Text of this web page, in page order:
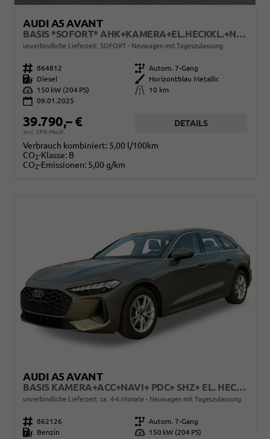
AUDI A5 AVANT
BASIS *SOFORT* AHK+KAMERA+EL.HECKKL.+NAVI+SHZ+17 LM
unverbindliche Lieferzeit: SOFORT Neuwagen mit Tageszulassung
Fahrzeugnr. 864812 Getriebe Autom. 7-Gang
Kraftstoff
Diesel Außenfarbe
Horizontblau Metallic
Leistung
150 kW (204 PS) Kilometerstand
10 km
09.01.2025
39.790,– €
incl. 19% MwSt.
DETAILS
Verbrauch kombiniert: 5,00 l/100km
CO2-Klasse: B
CO2-Emissionen: 5,00 g/km
AUDI A5 AVANT
BASIS KAMERA+ACC+NAVI+ PDC+ SHZ+ EL. HECKKL.+17 LM
unverbindliche Lieferzeit: ca. 4-6 Monate Neuwagen mit Tageszulassung
Fahrzeugnr. 862126 Getriebe Autom. 7-Gang
Kraftstoff
Benzin Leistung 150 kW (204 PS)